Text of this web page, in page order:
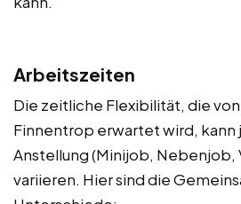
Arbeitszeiten
Die zeitliche Flexibilität, die
Finnentrop erwartet wird, kann
Anstellung (Minijob, Nebenjob,
variieren. Hier sind die